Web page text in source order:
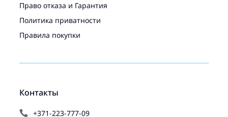
Контакты
+371-223-777-09
Право отказа и Гарантия
Политика приватности
Правила покупки